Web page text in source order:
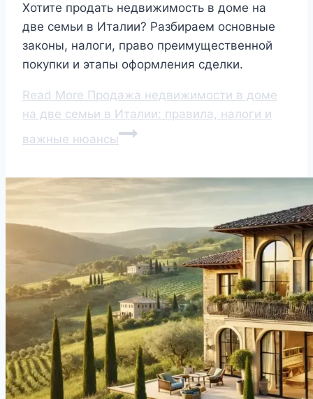
Хотите продать недвижимость в доме на
две семьи в Италии? Разбираем основные
законы, налоги, право преимущественной
покупки и этапы оформления сделки.
Read More Продажа недвижимости в доме
на две семьи в Италии: правила, налоги и
важные нюансы